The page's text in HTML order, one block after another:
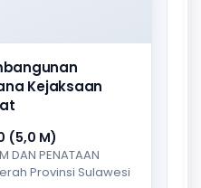
Kejaksaan
(5,0 M)
DAN PENATAAN
Provinsi Sulawesi